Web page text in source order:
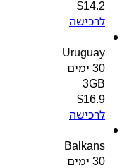
$14.2
לרכישה
Uruguay
3GB
$16.9
לרכישה
Balkans